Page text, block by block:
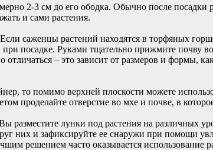
2-3 см до его ободка. Обычно после посадки
и сами растения.
саженцы растений находятся в торфяных
посадке. Руками тщательно прижмите почву
– это зависит от размеров и формы,
то помимо верхней плоскости можете
проделайте отверстие во мхе и почве, в
разместите лунки под растения на различных
них и зафиксируйте ее снаружи при помощи
решением часто оказывается